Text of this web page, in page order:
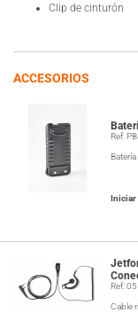
Clip de cinturón
ACCESORIOS
Ref:
Iniciar
Ref:
Cable